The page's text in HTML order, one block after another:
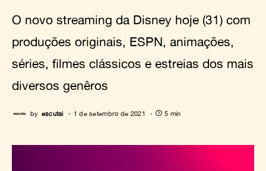
O novo streaming da Disney hoje (31) com
produções originais, ESPN, animações,
séries, filmes clássicos e estreias dos mais
diversos genêros
by escutai 1 de setembro de 2021 5 min